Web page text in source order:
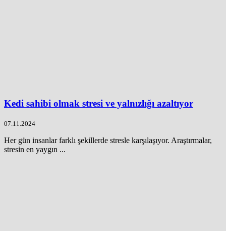
Kedi sahibi olmak stresi ve yalnızlığı azaltıyor
07.11.2024
Her gün insanlar farklı şekillerde stresle karşılaşıyor. Araştırmalar,
stresin en yaygın ...